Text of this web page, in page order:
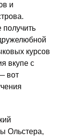
и
курсов
вкупе с
вот
Ольстера,